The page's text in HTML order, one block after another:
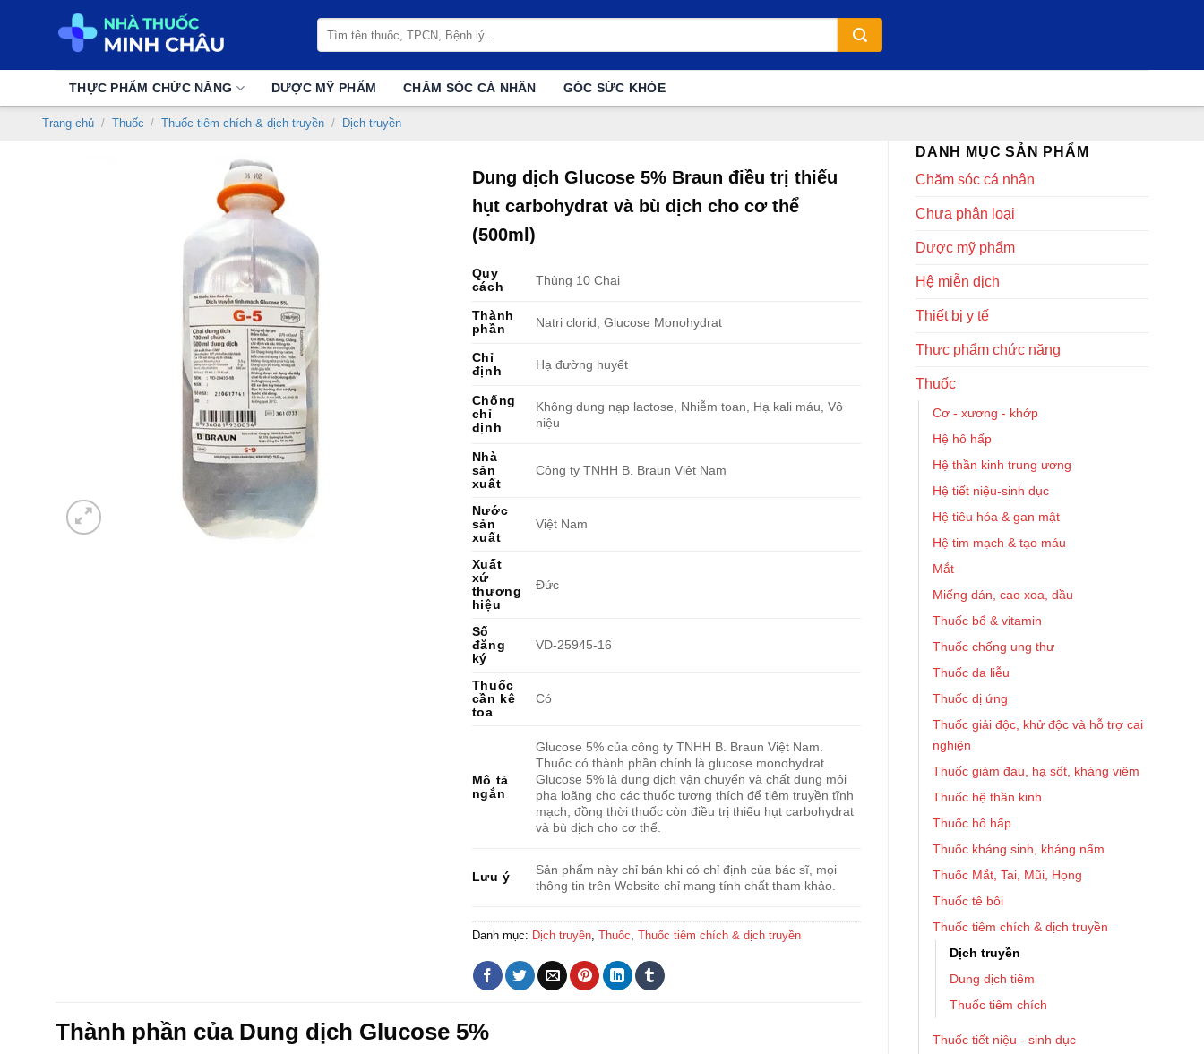
kiếm:
THỰC PHẨM CHỨC NĂNG DƯỢC MỸ PHẨM CHĂM SÓC CÁ NHÂN GÓC SỨC KHỎE
Trang chủ / Thuốc / Thuốc tiêm chích & dịch truyền / Dịch truyền
DANH MỤC SẢN PHẨM
Chăm sóc cá nhân
Chưa phân loại
Dược mỹ phẩm
Hệ miễn dịch
Thiết bị y tế
Thực phẩm chức năng
Thuốc
Cơ - xương - khớp
Hệ hô hấp
Hệ thần kinh trung ương
Hệ tiết niệu-sinh dục
Hệ tiêu hóa & gan mật
Hệ tim mạch & tạo máu
Mắt
Miếng dán, cao xoa, dầu
Thuốc bổ & vitamin
Thuốc chống ung thư
Thuốc da liễu
Thuốc dị ứng
Thuốc giải độc, khử độc và hỗ trợ cai
nghiện
Thuốc giảm đau, hạ sốt, kháng viêm
Thuốc hệ thần kinh
Thuốc hô hấp
Thuốc kháng sinh, kháng nấm
Thuốc Mắt, Tai, Mũi, Họng
Thuốc tê bôi
Thuốc tiêm chích & dịch truyền
Dịch truyền
Dung dịch tiêm
Thuốc tiêm chích
Thuốc tiết niệu - sinh dục
Dung dịch Glucose 5% Braun điều trị thiếu
hụt carbohydrat và bù dịch cho cơ thể
(500ml)
Quy
cách
Thùng 10 Chai
Thành
phần
Natri clorid, Glucose Monohydrat
Chỉ
định
Hạ đường huyết
Chống
chỉ
định
Không dung nạp lactose, Nhiễm toan, Hạ kali máu, Vô
niệu
Nhà
sản
xuất
Công ty TNHH B. Braun Việt Nam
Nước
sản
xuất
Việt Nam
Xuất
xứ
thương
hiệu
Đức
Số
đăng
ký
VD-25945-16
Thuốc
cần kê
toa
Có
Mô tả
ngắn
Glucose 5% của công ty TNHH B. Braun Việt Nam.
Thuốc có thành phần chính là glucose monohydrat.
Glucose 5% là dung dịch vận chuyển và chất dung môi
pha loãng cho các thuốc tương thích để tiêm truyền tĩnh
mạch, đồng thời thuốc còn điều trị thiếu hụt carbohydrat
và bù dịch cho cơ thể.
Lưu ý
Sản phẩm này chỉ bán khi có chỉ định của bác sĩ, mọi
thông tin trên Website chỉ mang tính chất tham khảo.
Danh mục: Dịch truyền, Thuốc, Thuốc tiêm chích & dịch truyền
Thành phần của Dung dịch Glucose 5%